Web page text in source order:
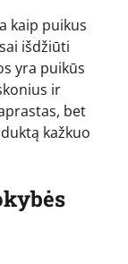
kaip puikus
išdžiūti
yra puikūs
ir
bet
kažkuo